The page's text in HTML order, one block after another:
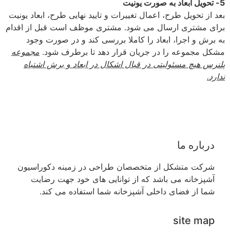
5- تحویل ابعاد به صورت یونیت
بعد از تحویل طرح، اعمال تغییرات و تایید نهایی طرح، ابعاد یونیت
برای مشتری ارسال می شود. مشتری موظف است قبل از اقدام
به برش و اجرا، ابعاد را کاملا بررسی کند و در صورت وجود
مشکل مجموعه را در جریان قرار دهد تا برطرف شود. مجموعه
پلنرس هیچ مسئولیتی در قبال اشکال در ابعاد و برش اشتباه
ندارد.
درباره ما
شرکت متشکل از متخصصان طراحی در زمینه دکوراسیون
آشپزخانه می باشد که از توانایی های خود جهت رضایت
شما از فضای داخلی آشپزخانه شما استفاده می کند.
site map